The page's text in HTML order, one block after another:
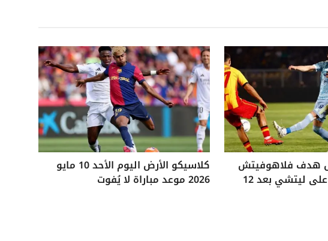
هدف فلاهوفيتش
التاريخي ويفوز على ليتشي بعد 12
كلاسيكو الأرض اليوم الأحد 10 مايو
2026 موعد مباراة لا يُفوت